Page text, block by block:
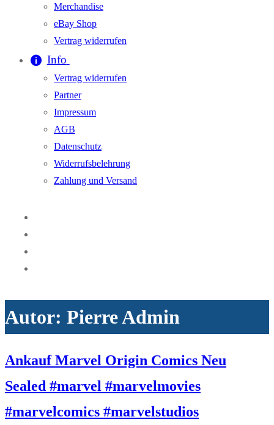
Merchandise
eBay Shop
Vertrag widerrufen
Info
Vertrag widerrufen
Partner
Impressum
AGB
Datenschutz
Widerrufsbelehrung
Zahlung und Versand
Autor: Pierre Admin
Ankauf Marvel Origin Comics Neu
Sealed #marvel #marvelmovies
#marvelcomics #marvelstudios